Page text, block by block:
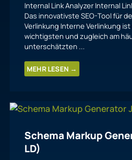
Internal Link Analyzer Internal
Das innovativste SEO-Tool für
Verlinkung Interne Verlinkung
wichtigsten und zugleich am
unterschätzten ...
MEHR LESEN →
Schema Markup
LD)